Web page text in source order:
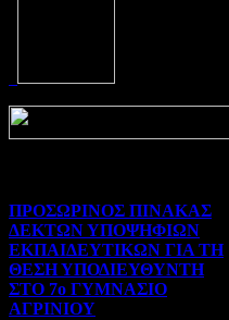
ΠΡΟΣΩΡΙΝΟΣ ΠΙΝΑΚΑΣ
ΔΕΚΤΩΝ ΥΠΟΨΗΦΙΩΝ
ΕΚΠΑΙΔΕΥΤΙΚΩΝ ΓΙΑ ΤΗ
ΘΕΣΗ ΥΠΟΔΙΕΥΘΥΝΤΗ
ΣΤΟ 7ο ΓΥΜΝΑΣΙΟ
ΑΓΡΙΝΙΟΥ